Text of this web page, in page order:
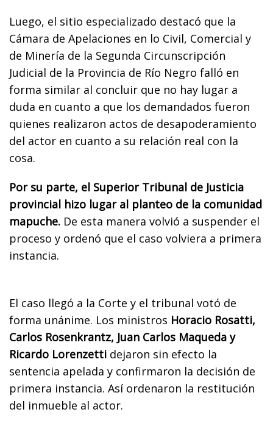
Luego, el sitio especializado destacó que la
Cámara de Apelaciones en lo Civil, Comercial y
de Minería de la Segunda Circunscripción
Judicial de la Provincia de Río Negro falló en
forma similar al concluir que no hay lugar a
duda en cuanto a que los demandados fueron
quienes realizaron actos de desapoderamiento
del actor en cuanto a su relación real con la
cosa.
Por su parte, el Superior Tribunal de Justicia
provincial hizo lugar al planteo de la comunidad
mapuche. De esta manera volvió a suspender el
proceso y ordenó que el caso volviera a primera
instancia.
El caso llegó a la Corte y el tribunal votó de
forma unánime. Los ministros Horacio Rosatti,
Carlos Rosenkrantz, Juan Carlos Maqueda y
Ricardo Lorenzetti dejaron sin efecto la
sentencia apelada y confirmaron la decisión de
primera instancia. Así ordenaron la restitución
del inmueble al actor.